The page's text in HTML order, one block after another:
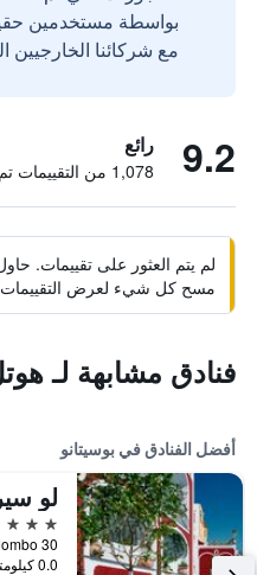
مع شركائنا الخارجيين
9.2 رائع
1,078 من التقييمات تم التحقق منها
لم يتم العثور على تقييمات.
مسح كل شيء لعرض
فنادق مشابهة لـ
أفضل الفنادق في بوسيتانو
لو
5 نجوم
0.0 كيلومتر عن وسط المدينة